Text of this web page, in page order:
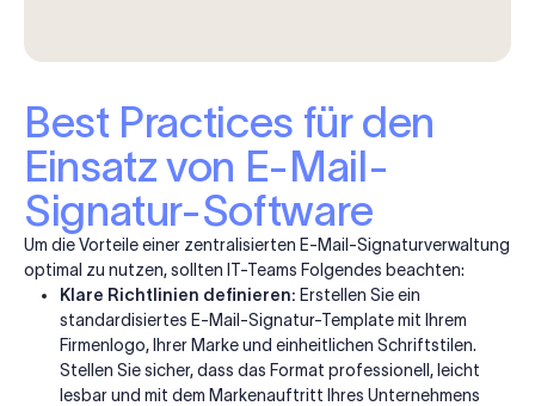
Best Practices für den
Einsatz von E-Mail-
Signatur-Software
Um die Vorteile einer zentralisierten E-Mail-Signaturverwaltung
optimal zu nutzen, sollten IT-Teams Folgendes beachten:
Klare Richtlinien definieren: Erstellen Sie ein
standardisiertes E-Mail-Signatur-Template mit Ihrem
Firmenlogo, Ihrer Marke und einheitlichen Schriftstilen.
Stellen Sie sicher, dass das Format professionell, leicht
lesbar und mit dem Markenauftritt Ihres Unternehmens